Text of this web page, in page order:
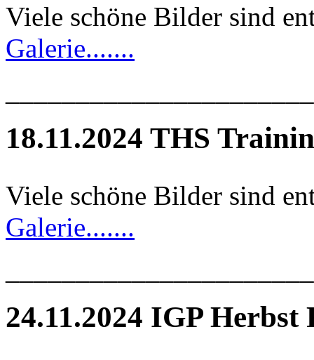
Viele schöne Bilder sind
Galerie.......
18.11.2024 THS
Viele schöne Bilder sind
Galerie.......
24.11.2024 IGP Herbst